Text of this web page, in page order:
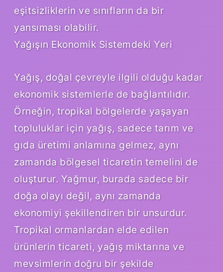
eşitsizliklerin ve sınıfların da bir
yansıması olabilir.
Yağışın Ekonomik Sistemdeki Yeri
Yağış, doğal çevreyle ilgili olduğu kadar
ekonomik sistemlerle de bağlantılıdır.
Örneğin, tropikal bölgelerde yaşayan
topluluklar için yağış, sadece tarım ve
gıda üretimi anlamına gelmez, aynı
zamanda bölgesel ticaretin temelini de
oluşturur. Yağmur, burada sadece bir
doğa olayı değil, aynı zamanda
ekonomiyi şekillendiren bir unsurdur.
Tropikal ormanlardan elde edilen
ürünlerin ticareti, yağış miktarına ve
mevsimlerin doğru bir şekilde